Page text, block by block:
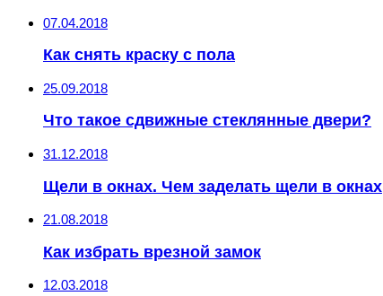
07.04.2018
Как снять краску с пола
25.09.2018
Что такое сдвижные стеклянные двери?
31.12.2018
Щели в окнах. Чем заделать щели в окнах
21.08.2018
Как избрать врезной замок
12.03.2018